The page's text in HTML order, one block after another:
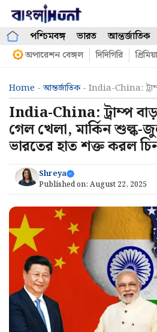
Skip
contentপশ্চিমবঙ্গ ভারত আন্তর্জাতিক
অপারেশন বেঙ্গল দিদিগিরি
Home -আন্তর্জাতিক- India-China:
India-China: ট্রাম্প
গেল খেলা, মার্কিন শুল্ক-
ভারতের হাত শক্ত করল
Shreya
Published on: August 22, 2025